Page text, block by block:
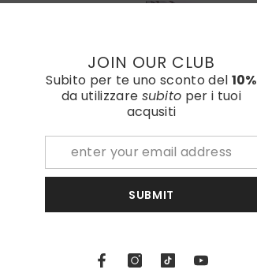
JOIN OUR CLUB
Subito per te uno sconto del 10%
da utilizzare subito per i tuoi
acqusiti
SUBMIT